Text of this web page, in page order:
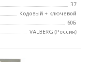
37
Кодовый + ключевой
60Б
VALBERG (Россия)